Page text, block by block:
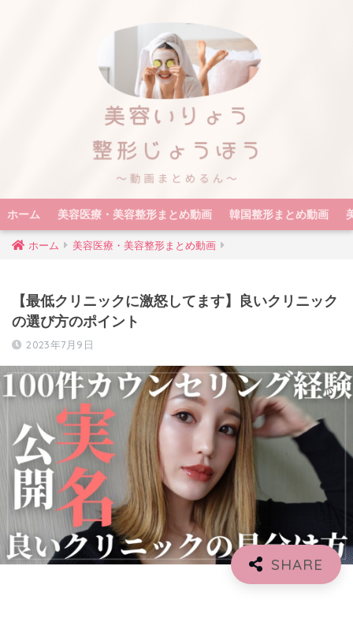
ホーム 美容医療・美容整形まとめ動画 韓国整形まとめ動画
ホーム 美容医療・美容整形まとめ動画
【最低クリニックに激怒してます】良いクリニック
の選び方のポイント
2023年7月9日